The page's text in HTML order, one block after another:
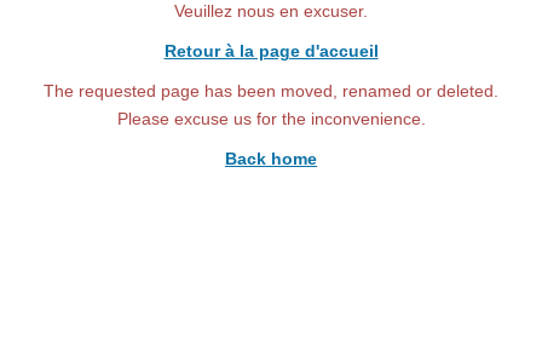
Veuillez nous en excuser.
Retour à la page d'accueil
The requested page has been moved, renamed or deleted.
Please excuse us for the inconvenience.
Back home